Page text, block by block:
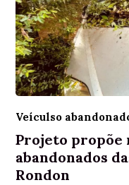
Veículso
Projeto propõe
abandonados
Rondon